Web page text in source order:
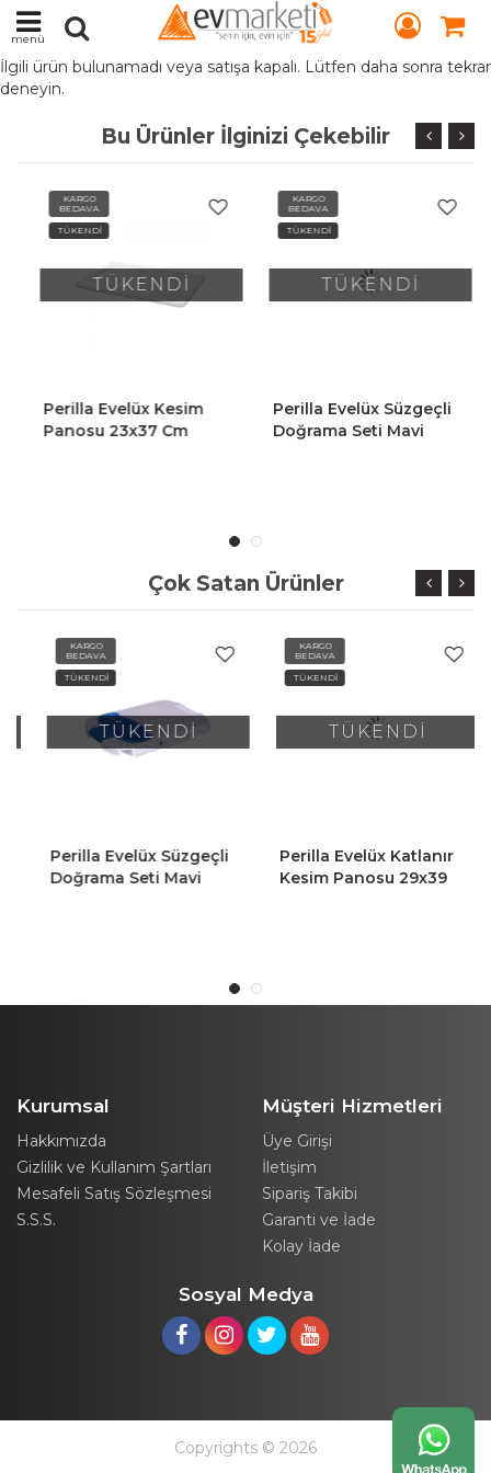
menü
İlgili ürün bulunamadı veya satışa kapalı. Lütfen daha sonra tekrar
deneyin.
Bu Ürünler İlginizi Çekebilir
KARGO
BEDAVA
TÜKENDİ
TÜKENDİ
Perilla Evelüx Kesim
Panosu 23x37 Cm
KARGO
BEDAVA
TÜKENDİ
TÜKENDİ
Perilla Evelüx Süzgeçli
Doğrama Seti Mavi
Çok Satan Ürünler
KARGO
BEDAVA
TÜKENDİ
TÜKENDİ
Perilla Evelüx Süzgeçli
Doğrama Seti Mavi
KARGO
BEDAVA
TÜKENDİ
TÜKENDİ
Perilla Evelüx Katlanır
Kesim Panosu 29x39
Kurumsal
Hakkımızda
Gizlilik ve Kullanım Şartları
Mesafeli Satış Sözleşmesi
S.S.S.
Müşteri Hizmetleri
Üye Girişi
İletişim
Sipariş Takibi
Garanti ve İade
Kolay İade
Sosyal Medya
Copyrights © 2026